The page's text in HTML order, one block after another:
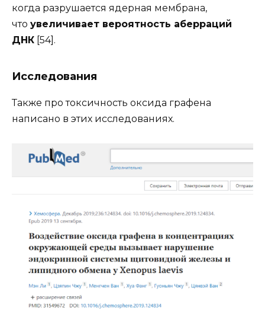
когда разрушается ядерная мембрана,
что увеличивает вероятность аберраций
ДНК [54].
Исследования
Также про токсичность оксида графена
написано в этих исследованиях.